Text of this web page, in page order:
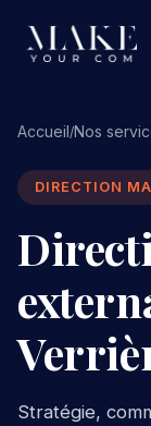
Accueil/Nos
DIRECTION
Stratégie,